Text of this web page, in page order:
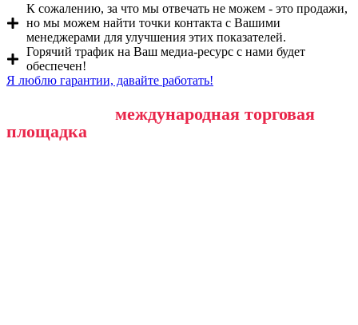
К сожалению, за что мы отвечать не можем - это продажи,
но мы можем найти точки контакта с Вашими
менеджерами для улучшения этих показателей.
Горячий трафик на Ваш медиа-ресурс с нами будет
обеспечен!
Я люблю гарантии, давайте работать!
международная торговая
площадка